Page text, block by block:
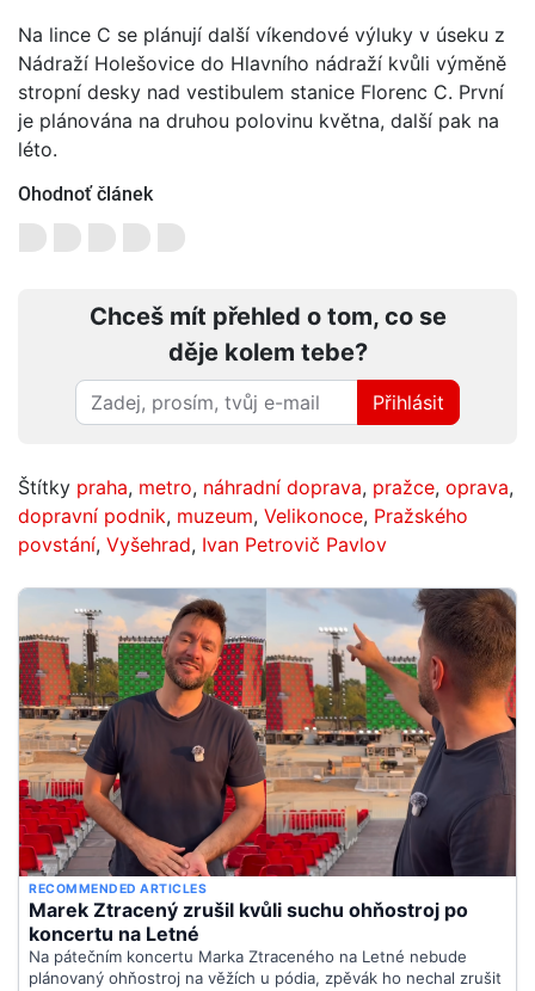
Na lince C se plánují další víkendové výluky v úseku z
Nádraží Holešovice do Hlavního nádraží kvůli výměně
stropní desky nad vestibulem stanice Florenc C. První
je plánována na druhou polovinu května, další pak na
léto.
Ohodnoť článek
Chceš mít přehled o tom, co se
děje kolem tebe?
Přihlásit
Štítky praha, metro, náhradní doprava, pražce, oprava,
dopravní podnik, muzeum, Velikonoce, Pražského
povstání, Vyšehrad, Ivan Petrovič Pavlov